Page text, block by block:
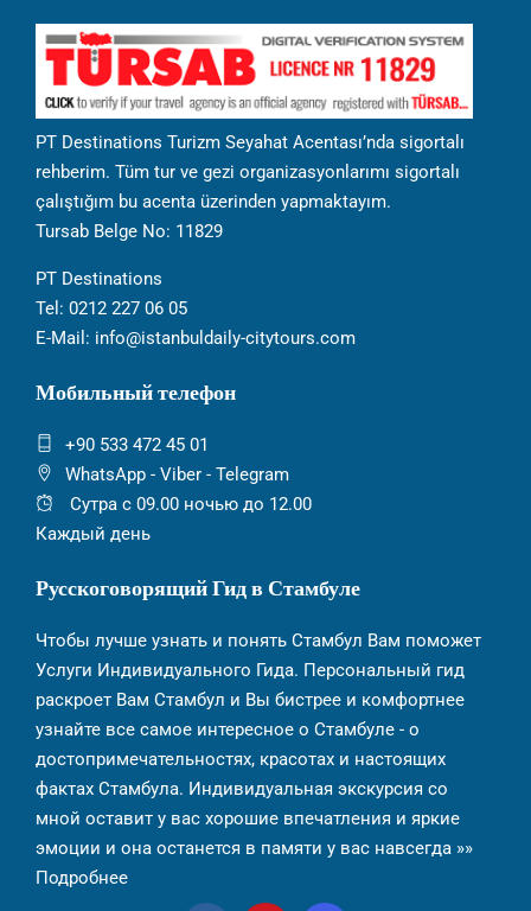
PT Destinations Turizm Seyahat Acentası’nda sigortalı
rehberim. Tüm tur ve gezi organizasyonlarımı sigortalı
çalıştığım bu acenta üzerinden yapmaktayım.
Tursab Belge No: 11829
PT Destinations
Tel: 0212 227 06 05
E-Mail: info@istanbuldaily-citytours.com
Мобильный телефон
+90 533 472 45 01
WhatsApp - Viber - Telegram
Сутра с 09.00 ночью до 12.00
Каждый день
Русскоговорящий Гид в Стамбуле
Чтобы лучше узнать и понять Стамбул Вам поможет
Услуги Индивидуального Гида. Персональный гид
раскроет Вам Стамбул и Вы бистрее и комфортнее
узнайте все самое интересное о Стамбуле - о
достопримечательностях, красотах и настоящих
фактах Стамбула. Индивидуальная экскурсия со
мной оставит у вас хорошие впечатления и яркие
эмоции и она останется в памяти у вас навсегда »»
Подробнее